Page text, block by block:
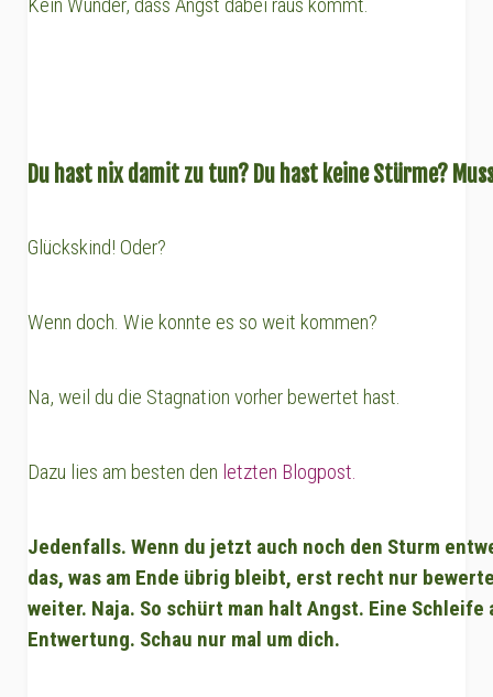
Kein Wunder, dass Angst dabei raus kommt.
Du hast nix damit zu tun? Du hast keine Stürme?
Glückskind! Oder?
Wenn doch. Wie konnte es so weit kommen?
Na, weil du die Stagnation vorher bewertet hast.
Dazu lies am besten den letzten Blogpost.
Jedenfalls. Wenn du jetzt auch noch den Sturm
das, was am Ende übrig bleibt, erst recht nur
weiter. Naja. So schürt man halt Angst. Eine Schleife
Entwertung. Schau nur mal um dich.